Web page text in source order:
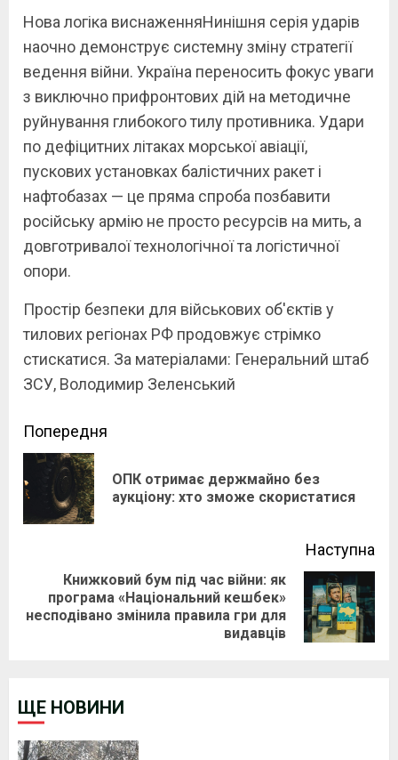
Нова логіка виснаженняНинішня серія ударів
наочно демонструє системну зміну стратегії
ведення війни. Україна переносить фокус уваги
з виключно прифронтових дій на методичне
руйнування глибокого тилу противника. Удари
по дефіцитних літаках морської авіації,
пускових установках балістичних ракет і
нафтобазах — це пряма спроба позбавити
російську армію не просто ресурсів на мить, а
довготривалої технологічної та логістичної
опори.
Простір безпеки для військових об'єктів у
тилових регіонах РФ продовжує стрімко
стискатися. За матеріалами: Генеральний штаб
ЗСУ, Володимир Зеленський
Continue
Reading
Попередня
ОПК отримає держмайно без
аукціону: хто зможе скористатися
Наступна
Next
post:
Книжковий бум під час війни: як
програма «Національний кешбек»
несподівано змінила правила гри для
видавців
ЩЕ НОВИНИ